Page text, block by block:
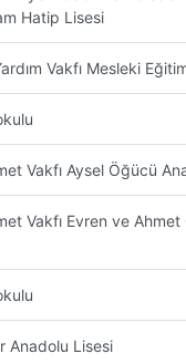
Hatip Lisesi
Vakfı Mesleki
Vakfı Aysel Öğücü
Vakfı Evren ve Ahmet
Anadolu Lisesi